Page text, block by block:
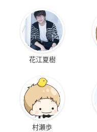
花江夏樹
村瀬歩